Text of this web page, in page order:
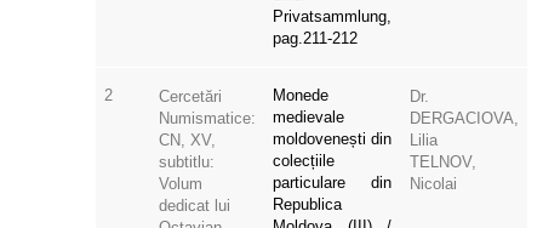
Privatsammlung,
pag.211-212
2
Cercetări
Numismatice:
CN, XV,
subtitlu:
Volum
dedicat lui
Monede
medievale
moldovenești din
colecțiile
particulare din
Republica
Dr.
DERGACIOVA,
Lilia
TELNOV,
Nicolai